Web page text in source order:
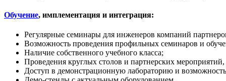
Обучение, имплементация и интеграция:
Регулярные семинары для инженеров компаний
Возможность проведения профильных семинаров и
Наличие собственного учебного класса;
Проведения круглых столов и партнерских
Доступ в демонстрационную лабораторию и